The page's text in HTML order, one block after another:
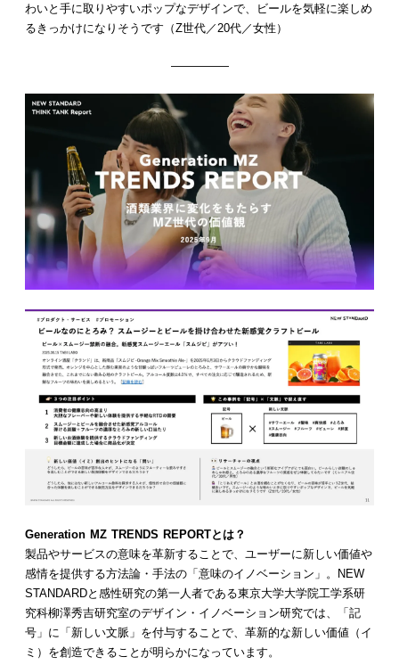
わいと手に取りやすいポップなデザインで、ビールを気軽に楽しめ
るきっかけになりそうです（Z世代／20代／女性）
—————
Generation MZ TRENDS REPORTとは？
製品やサービスの意味を革新することで、ユーザーに新しい価値や
感情を提供する方法論・手法の「意味のイノベーション」。NEW
STANDARDと感性研究の第一人者である東京大学大学院工学系研
究科柳澤秀吉研究室のデザイン・イノベーション研究では、「記
号」に「新しい文脈」を付与することで、革新的な新しい価値（イ
ミ）を創造できることが明らかになっています。